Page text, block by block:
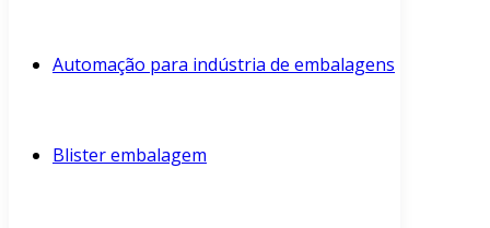
Automação para indústria de embalagens
Blister embalagem